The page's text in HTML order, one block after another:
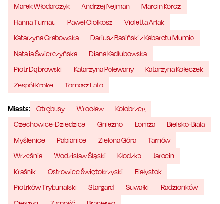
Marek Włodarczyk Andrzej Nejman
Marcin Korcz
Hanna Turnau
Paweł Ciołkosz
Violetta Arlak
Katarzyna Grabowska
Dariusz Basiński z Kabaretu Mumio
Natalia Świerczyńska
Diana Kadłubowska
Piotr Dąbrowski
Katarzyna Polewany
Katarzyna Kołeczek
Zespół Kroke
Tomasz Lato
Miasta: Otrębusy Wrocław
Kołobrzeg
Czechowice-Dziedzice
Gniezno Łomża
Bielsko-Biała
Myślenice
Pabianice Zielona Góra
Tarnów
Września
Wodzisław Śląski Kłodzko
Jarocin
Kraśnik
Ostrowiec Świętokrzyski
Białystok
Piotrków Trybunalski
Stargard Suwałki
Radzionków